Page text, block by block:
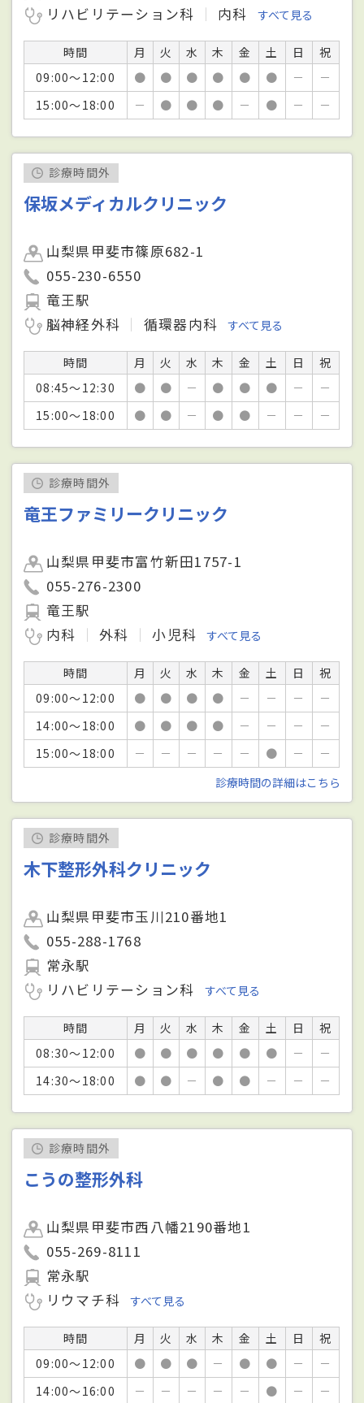
リハビリテーション科
内科 すべて見る
時間 月 火 水 木 金 土 日
祝
09:00～12:00
● ● ● ● ● ● －
－
15:00～18:00
－ ● ● ● － ● － －
診療時間外
保坂メディカルクリニック
山梨県甲斐市篠原682-1
055-230-6550
竜王駅
脳神経外科
循環器内科 すべて見る
時間 月 火 水 木 金 土 日
祝
08:45～12:30
● ● － ● ● ● －
－
15:00～18:00
● ● － ● ● － － －
診療時間外
竜王ファミリークリニック
山梨県甲斐市富竹新田1757-1
055-276-2300
竜王駅
内科
外科 小児科 すべて見る
時間 月 火 水 木 金 土 日
祝
09:00～12:00
● ● ● ● － － －
－
14:00～18:00
● ● ● ● － － －
－
15:00～18:00
－ － － － － ● －
－
診療時間の詳細はこちら
診療時間外
木下整形外科クリニック
山梨県甲斐市玉川210番地1
055-288-1768
常永駅
リハビリテーション科
すべて見る
時間 月 火 水 木 金 土 日
祝
08:30～12:00
● ● ● ● ● ● －
－
14:30～18:00
● ● － ● ● － － －
診療時間外
こうの整形外科
山梨県甲斐市西八幡2190番地1
055-269-8111
常永駅
リウマチ科
すべて見る
時間 月 火 水 木 金 土 日
祝
09:00～12:00
● ● ● － ● ● －
－
14:00～16:00
－ － － － － ● － －